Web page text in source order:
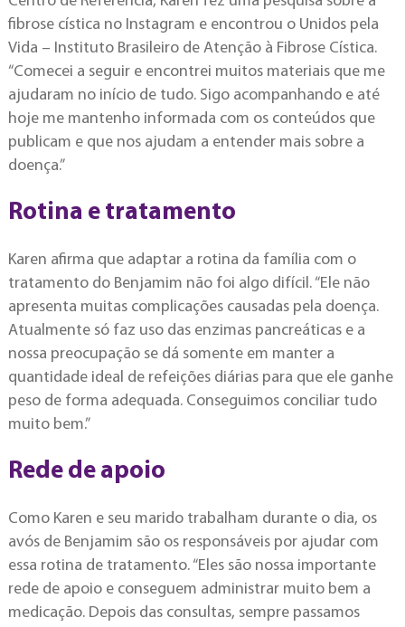
fibrose cística no Instagram e encontrou o Unidos pela
Vida – Instituto Brasileiro de Atenção à Fibrose Cística.
“Comecei a seguir e encontrei muitos materiais que me
ajudaram no início de tudo. Sigo acompanhando e até
hoje me mantenho informada com os conteúdos que
publicam e que nos ajudam a entender mais sobre a
doença.”
Rotina e tratamento
Karen afirma que adaptar a rotina da família com o
tratamento do Benjamim não foi algo difícil. “Ele não
apresenta muitas complicações causadas pela doença.
Atualmente só faz uso das enzimas pancreáticas e a
nossa preocupação se dá somente em manter a
quantidade ideal de refeições diárias para que ele ganhe
peso de forma adequada. Conseguimos conciliar tudo
muito bem.”
Rede de apoio
Como Karen e seu marido trabalham durante o dia, os
avós de Benjamim são os responsáveis por ajudar com
essa rotina de tratamento. “Eles são nossa importante
rede de apoio e conseguem administrar muito bem a
medicação. Depois das consultas, sempre passamos